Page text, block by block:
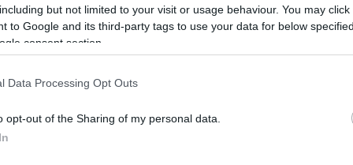
but not limited to your visit or usage behaviour. You may
to Google and its third-party tags to use your data for below
consent section.
Data Processing Opt Outs
opt-out of the Sharing of my personal data.